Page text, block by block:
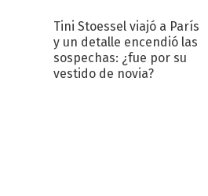
Tini Stoessel viajó a París
y un detalle encendió las
sospechas: ¿fue por su
vestido de novia?